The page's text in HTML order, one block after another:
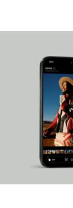
un capteur
de triple
pixels.
précision tout
un niveau
une large
nouvelle
photo à l'aide
bénéficiez
données avec